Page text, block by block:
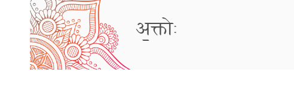
अ॒क्तोः